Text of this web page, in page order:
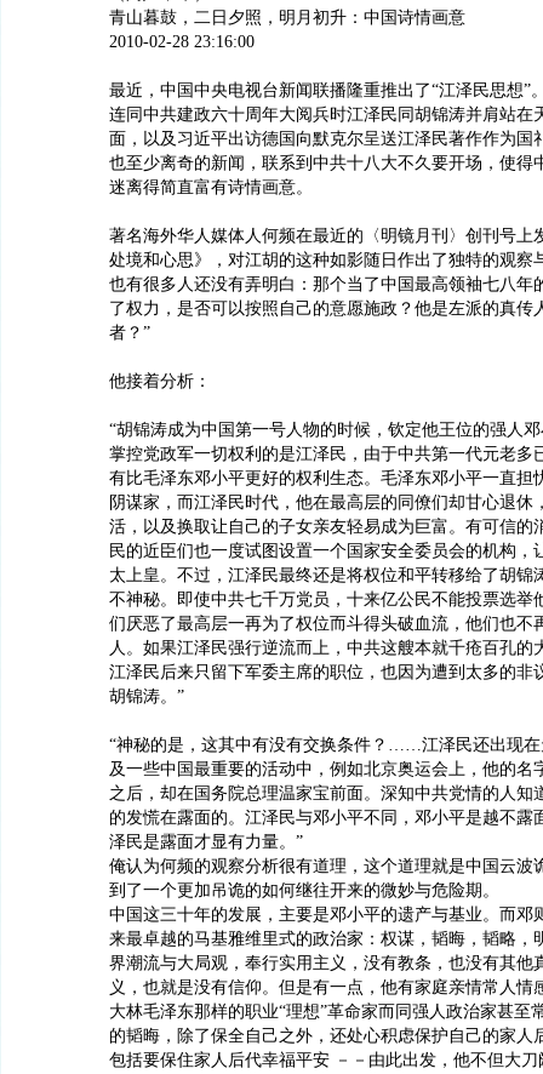
青山暮鼓，二日夕照，明月初升：中国诗情画意
2010-02-28 23:16:00
最近，中国中央电视台新闻联播隆重推出了“江泽民思想”
连同中共建政六十周年大阅兵时江泽民同胡锦涛并肩站在
面，以及习近平出访德国向默克尔呈送江泽民著作作为国
也至少离奇的新闻，联系到中共十八大不久要开场，使得
迷离得简直富有诗情画意。
著名海外华人媒体人何频在最近的〈明镜月刊〉创刊号上
处境和心思》，对江胡的这种如影随日作出了独特的观察
也有很多人还没有弄明白：那个当了中国最高领袖七八年
了权力，是否可以按照自己的意愿施政？他是左派的真传
者？”
他接着分析：
“胡锦涛成为中国第一号人物的时候，钦定他王位的强人
掌控党政军一切权利的是江泽民，由于中共第一代元老多
有比毛泽东邓小平更好的权利生态。毛泽东邓小平一直担
阴谋家，而江泽民时代，他在最高层的同僚们却甘心退休
活，以及换取让自己的子女亲友轻易成为巨富。有可信的
民的近臣们也一度试图设置一个国家安全委员会的机构，
太上皇。不过，江泽民最终还是将权位和平转移给了胡锦
不神秘。即使中共七千万党员，十来亿公民不能投票选举
们厌恶了最高层一再为了权位而斗得头破血流，他们也不
人。如果江泽民强行逆流而上，中共这艘本就千疮百孔的
江泽民后来只留下军委主席的职位，也因为遭到太多的非
胡锦涛。”
“神秘的是，这其中有没有交换条件？……江泽民还出现
及一些中国最重要的活动中，例如北京奥运会上，他的名
之后，却在国务院总理温家宝前面。深知中共党情的人知
的发慌在露面的。江泽民与邓小平不同，邓小平是越不露
泽民是露面才显有力量。”
俺认为何频的观察分析很有道理，这个道理就是中国云波
到了一个更加吊诡的如何继往开来的微妙与危险期。
中国这三十年的发展，主要是邓小平的遗产与基业。而邓
来最卓越的马基雅维里式的政治家：权谋，韬晦，韬略，
界潮流与大局观，奉行实用主义，没有教条，也没有其他
义，也就是没有信仰。但是有一点，他有家庭亲情常人情
大林毛泽东那样的职业“理想”革命家而同强人政治家甚至
的韬晦，除了保全自己之外，还处心积虑保护自己的家人
包括要保住家人后代幸福平安 －－由此出发，他不但大